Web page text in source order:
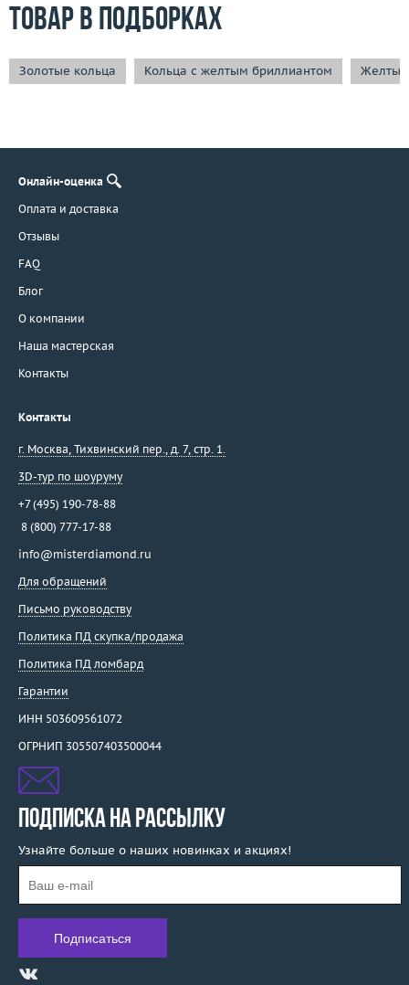
Товар в подборках
Золотые кольца Кольца с желтым бриллиантом
Онлайн-оценка
Оплата и доставка
Отзывы
FAQ
Блог
О компании
Наша мастерская
Контакты
Контакты
г. Москва, Тихвинский пер., д. 7, стр. 1.
3D-тур по шоуруму
+7 (495) 190-78-88
8 (800) 777-17-88
info@misterdiamond.ru
Для обращений
Письмо руководству
Политика ПД скупка/продажа
Политика ПД ломбард
Гарантии
ИНН 503609561072
ОГРНИП 305507403500044
ПОДПИСКА НА РАССЫЛКУ
Узнайте больше о наших новинках и акциях!